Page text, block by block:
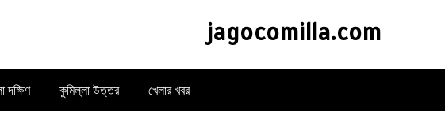
jagocomilla.com
দক্ষিণ কুমিল্লা উত্তর খেলার খবর